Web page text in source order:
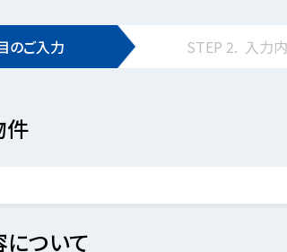
のご入力 STEP 2. 入力
件
ついて